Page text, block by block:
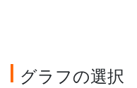
グラフの選択